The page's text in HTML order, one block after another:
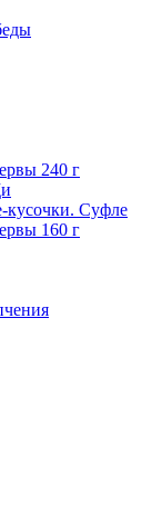
240 г
Суфле
160 г